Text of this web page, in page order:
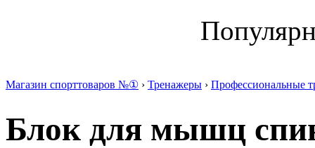
Магазин спорттоваров №① › Тренажеры › Профессиональные
Блок для мышц